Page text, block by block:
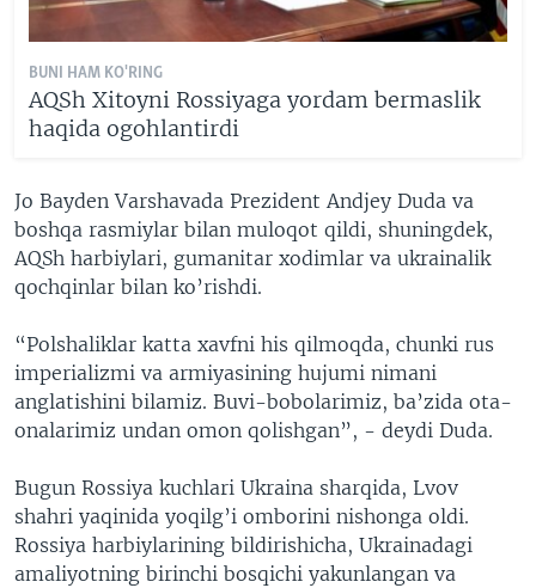
BUNI HAM KO'RING
AQSh Xitoyni Rossiyaga yordam bermaslik
haqida ogohlantirdi
Jo Bayden Varshavada Prezident Andjey Duda va
boshqa rasmiylar bilan muloqot qildi, shuningdek,
AQSh harbiylari, gumanitar xodimlar va ukrainalik
qochqinlar bilan ko’rishdi.
“Polshaliklar katta xavfni his qilmoqda, chunki rus
imperializmi va armiyasining hujumi nimani
anglatishini bilamiz. Buvi-bobolarimiz, ba’zida ota-
onalarimiz undan omon qolishgan”, - deydi Duda.
Bugun Rossiya kuchlari Ukraina sharqida, Lvov
shahri yaqinida yoqilg’i omborini nishonga oldi.
Rossiya harbiylarining bildirishicha, Ukrainadagi
amaliyotning birinchi bosqichi yakunlangan va